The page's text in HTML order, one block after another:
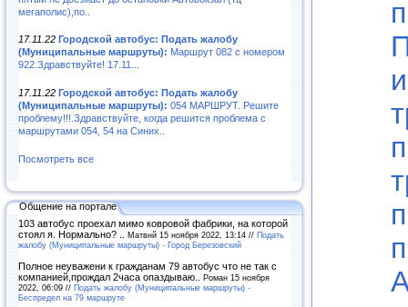
мегаполис),по..
17.11.22 Городской автобус: Подать жалобу
(Муниципальные маршруты): Маршрут 082 с номером
922.Здравствуйте! 17.11...
17.11.22 Городской автобус: Подать жалобу
(Муниципальные маршруты): 054 МАРШРУТ. Решите
проблему!!!.Здравствуйте, когда решится проблема с
маршрутами 054, 54 на Синих..
Посмотреть все
Общение на портале
103 автобус проехал мимо ковровой фабрики, на которой
стоял я. Нормально? .. Матвнй 15 ноября 2022, 13:14 // Подать
жалобу (Муниципальные маршруты) - Город Березовский
Полное неуважени к гражданам 79 автобус что не так с
компанией,прождал 2часа опаздываю.. Роман 15 ноября
2022, 06:09 // Подать жалобу (Муниципальные маршруты) -
Беспредел на 79 маршруте